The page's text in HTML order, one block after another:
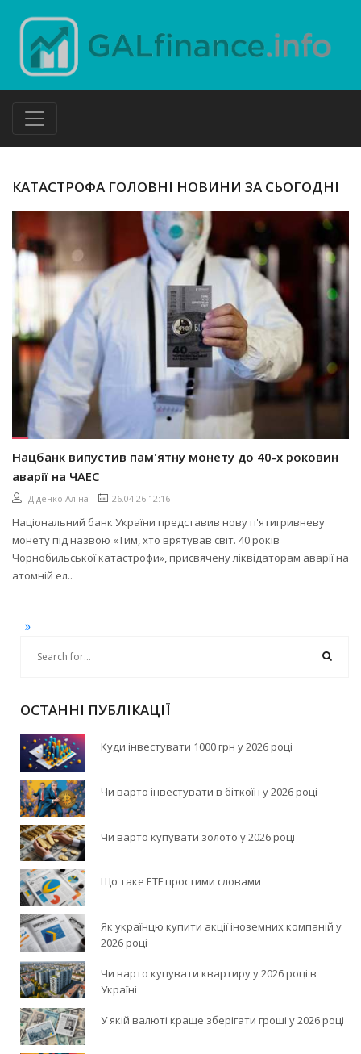
КАТАСТРОФА ГОЛОВНІ НОВИНИ ЗА СЬОГОДНІ
Нацбанк випустив пам'ятну монету до 40-х роковин
аварії на ЧАЕС
Діденко Аліна 26.04.26 12:16
Національний банк України представив нову п'ятигривневу
монету під назвою «Тим, хто врятував світ. 40 років
Чорнобильської катастрофи», присвячену ліквідаторам аварії на
атомній ел..
»
ОСТАННІ ПУБЛІКАЦІЇ
Куди інвестувати 1000 грн у 2026 році
Чи варто інвестувати в біткоїн у 2026 році
Чи варто купувати золото у 2026 році
Що таке ETF простими словами
Як українцю купити акції іноземних компаній у
2026 році
Чи варто купувати квартиру у 2026 році в
Україні
У якій валюті краще зберігати гроші у 2026 році